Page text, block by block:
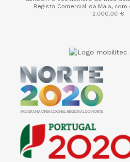
Registo Comercial da Maia,
2.000,00 €.